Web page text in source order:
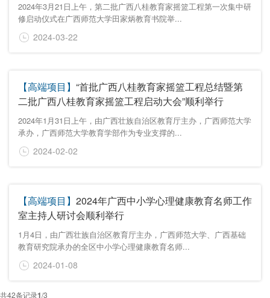
2024年3月21日上午，第二批广西八桂教育家摇篮工程第一次集中研
修启动仪式在广西师范大学田家炳教育书院举...
2024-03-22
【高端项目】 “首批广西八桂教育家摇篮工程总结暨第
二批广西八桂教育家摇篮工程启动大会”顺利举行
2024年1月31日上午，由广西壮族自治区教育厅主办，广西师范大学
承办，广西师范大学教育学部作为专业支撑的...
2024-02-02
【高端项目】 2024年广西中小学心理健康教育名师工作
室主持人研讨会顺利举行
1月4日，由广西壮族自治区教育厅主办，广西师范大学、广西基础
教育研究院承办的全区中小学心理健康教育名师...
2024-01-08
共42条记录1/3